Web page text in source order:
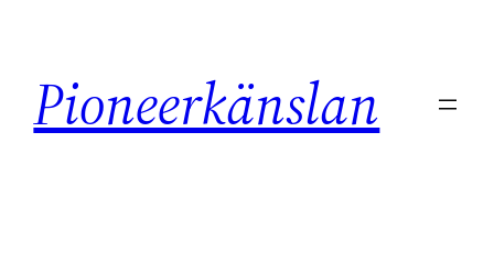
innehåll
Pioneerkänslan